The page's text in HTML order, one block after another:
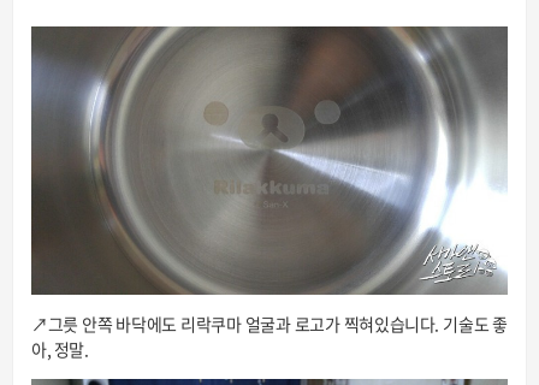
↗그릇 안쪽 바닥에도 리락쿠마 얼굴과 로고가 찍혀있습니다. 기술도 좋
아, 정말.